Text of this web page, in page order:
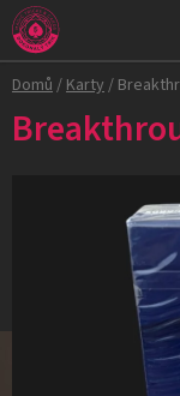
Přejít
na
obsah
Domů/Karty/